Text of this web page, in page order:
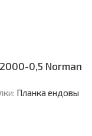
0,5 Norman
Планка ендовы